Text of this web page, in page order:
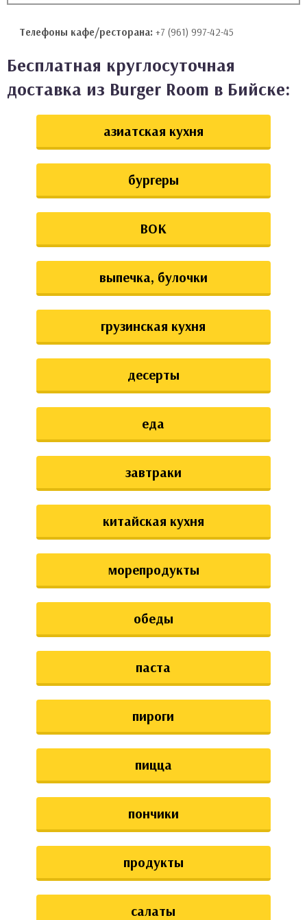
Телефоны кафе/ресторана: +7 (961) 997-42-45
Бесплатная круглосуточная
доставка из Burger Room в Бийске:
азиатская кухня
бургеры
ВОК
выпечка, булочки
грузинская кухня
десерты
еда
завтраки
китайская кухня
морепродукты
обеды
паста
пироги
пицца
пончики
продукты
салаты